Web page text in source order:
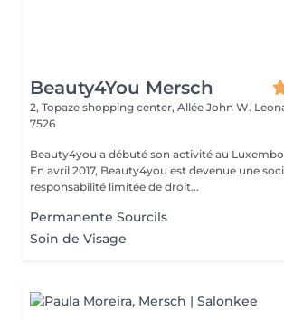
Beauty4You Mersch
2, Topaze shopping center, Allée John W.
7526
Beauty4you a débuté son activité au
En avril 2017, Beauty4you est devenue une
responsabilité limitée de droit...
Permanente Sourcils
Soin de Visage